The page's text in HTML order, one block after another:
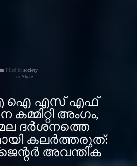
folder Filed in society
Share
ഐ എസ് എഫ്
അംഗം,
ദര്‍ശനത്തെ
കലര്‍ത്തരുത്:
അവന്തിക